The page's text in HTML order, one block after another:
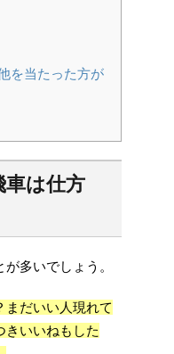
を当たった方が
車は仕方
多いでしょう。
まだいい人現れて
きいいねもした